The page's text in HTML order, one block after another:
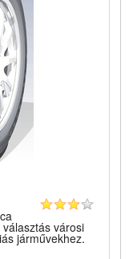
városi
járművekhez.